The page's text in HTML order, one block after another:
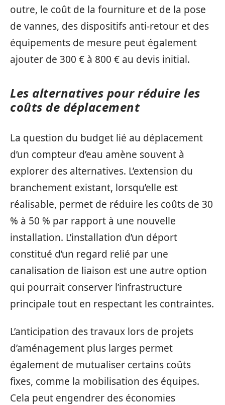
outre, le coût de la fourniture et de la pose
de vannes, des dispositifs anti-retour et des
équipements de mesure peut également
ajouter de 300 € à 800 € au devis initial.
Les alternatives pour réduire les
coûts de déplacement
La question du budget lié au déplacement
d’un compteur d’eau amène souvent à
explorer des alternatives. L’extension du
branchement existant, lorsqu’elle est
réalisable, permet de réduire les coûts de 30
% à 50 % par rapport à une nouvelle
installation. L’installation d’un déport
constitué d’un regard relié par une
canalisation de liaison est une autre option
qui pourrait conserver l’infrastructure
principale tout en respectant les contraintes.
L’anticipation des travaux lors de projets
d’aménagement plus larges permet
également de mutualiser certains coûts
fixes, comme la mobilisation des équipes.
Cela peut engendrer des économies